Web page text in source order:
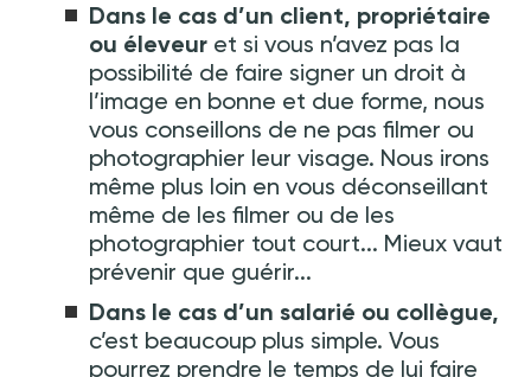
Dans le cas d’un client, propriétaire
ou éleveur et si vous n’avez pas la
possibilité de faire signer un droit à
l’image en bonne et due forme, nous
vous conseillons de ne pas filmer ou
photographier leur visage. Nous irons
même plus loin en vous déconseillant
même de les filmer ou de les
photographier tout court... Mieux vaut
prévenir que guérir...
Dans le cas d’un salarié ou collègue,
c’est beaucoup plus simple. Vous
pourrez prendre le temps de lui faire